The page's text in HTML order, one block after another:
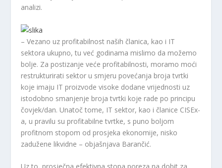
analizi.
– Vezano uz profitabilnost naših članica, kao i IT
sektora ukupno, tu već godinama mislimo da možemo
bolje. Za postizanje veće profitabilnosti, moramo moći
restrukturirati sektor u smjeru povećanja broja tvrtki
koje imaju IT proizvode visoke dodane vrijednosti uz
istodobno smanjenje broja tvrtki koje rade po principu
čovjek/dan. Unatoč tome, IT sektor, kao i članice CISEx-
a, u pravilu su profitabilne tvrtke, s puno boljom
profitnom stopom od prosjeka ekonomije, nisko
zadužene likvidne – objašnjava Barančić.